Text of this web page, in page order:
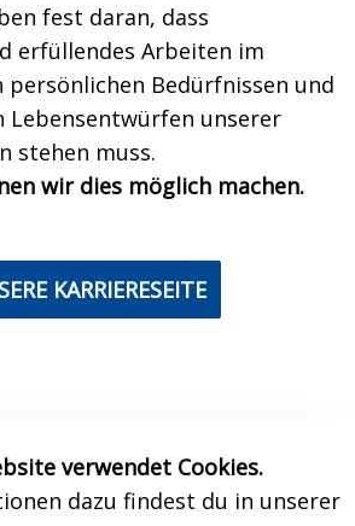
fest daran, dass
erfüllendes Arbeiten im
persönlichen Bedürfnissen und
Lebensentwürfen unserer
stehen muss.
wir dies möglich machen.
KARRIERESEITE
DatenschutzImpressum
verwendet Cookies.
dazu findest du in unserer